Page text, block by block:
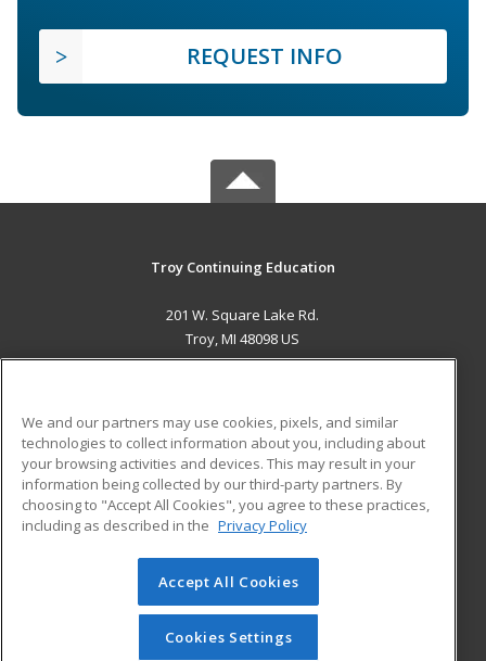
REQUEST INFO
Troy Continuing Education
201 W. Square Lake Rd.
Troy, MI 48098 US
ADDITIONAL RESOURCES
Military
Financial Assistance
Help
Student Blog
© 2026 ed2go, a division of Cengage Learning. All rights
reserved. The material on this site cannot be reproduced or
redistributed unless you have obtained prior written
We and our partners may use cookies, pixels, and similar
technologies to collect information about you, including about
your browsing activities and devices. This may result in your
information being collected by our third-party partners. By
choosing to "Accept All Cookies", you agree to these practices,
including as described in the Privacy Policy
Accept All Cookies
Cookies Settings